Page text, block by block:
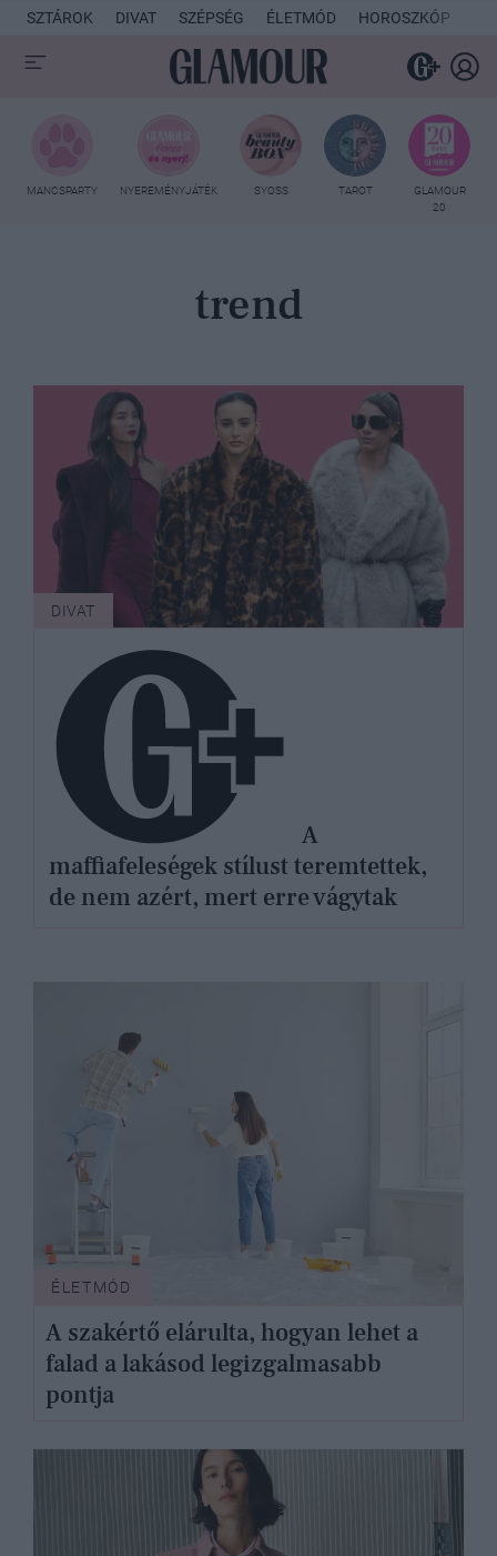
SZTÁROK DIVAT SZÉPSÉG ÉLETMÓD HOROSZKÓP
MANCSPARTY NYEREMÉNYJÁTÉK SYOSS TAROT
GLAMOUR
20
trend
DIVAT
A
maffiafeleségek stílust teremtettek,
de nem azért, mert erre vágytak
ÉLETMÓD
A szakértő elárulta, hogyan lehet a
falad a lakásod legizgalmasabb
pontja